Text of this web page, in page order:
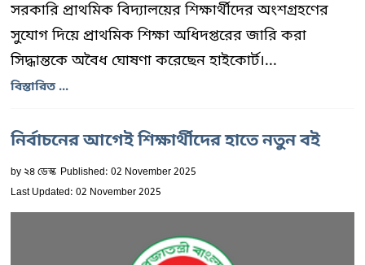
সরকারি প্রাথমিক বিদ্যালয়ের শিক্ষার্থীদের অংশগ্রহণের
সুযোগ দিয়ে প্রাথমিক শিক্ষা অধিদপ্তরের জারি করা
সিদ্ধান্তকে অবৈধ ঘোষণা করেছেন হাইকোর্ট।...
বিস্তারিত ...
নির্বাচনের আগেই শিক্ষার্থীদের হাতে নতুন বই
by২৪ ডেস্ক Published: 02 November 2025
Last Updated: 02 November 2025